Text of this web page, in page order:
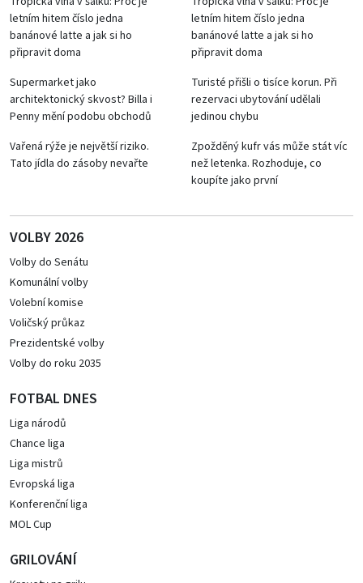
letním hitem číslo jedna
banánové latte a jak si ho
připravit doma
letním hitem číslo jedna
banánové latte a jak si ho
připravit doma
Supermarket jako
architektonický skvost? Billa i
Penny mění podobu obchodů
Turisté přišli o tisíce korun. Při
rezervaci ubytování udělali
jedinou chybu
Vařená rýže je největší riziko.
Tato jídla do zásoby nevařte
Zpožděný kufr vás může stát víc
než letenka. Rozhoduje, co
koupíte jako první
VOLBY 2026
Volby do Senátu
Komunální volby
Volební komise
Voličský průkaz
Prezidentské volby
Volby do roku 2035
FOTBAL DNES
Liga národů
Chance liga
Liga mistrů
Evropská liga
Konferenční liga
MOL Cup
GRILOVÁNÍ